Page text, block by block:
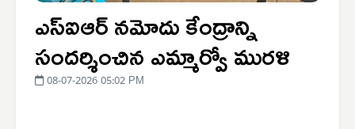
ఎస్‌ఐఆర్ నమోదు కేంద్రాన్ని
సందర్శించిన ఎమ్మార్వో మురళి
08-07-2026 05:02 PM